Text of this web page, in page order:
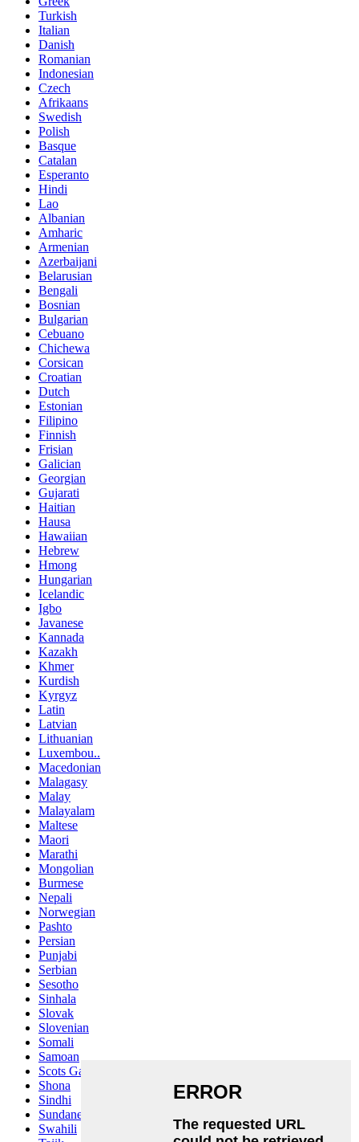
Turkish
Italian
Danish
Romanian
Indonesian
Czech
Afrikaans
Swedish
Polish
Basque
Catalan
Esperanto
Hindi
Lao
Albanian
Amharic
Armenian
Azerbaijani
Belarusian
Bengali
Bosnian
Bulgarian
Cebuano
Chichewa
Corsican
Croatian
Dutch
Estonian
Filipino
Finnish
Frisian
Galician
Georgian
Gujarati
Haitian
Hausa
Hawaiian
Hebrew
Hmong
Hungarian
Icelandic
Igbo
Javanese
Kannada
Kazakh
Khmer
Kurdish
Kyrgyz
Latin
Latvian
Lithuanian
Luxembou..
Macedonian
Malagasy
Malay
Malayalam
Maltese
Maori
Marathi
Mongolian
Burmese
Nepali
Norwegian
Pashto
Persian
Punjabi
Serbian
Sesotho
Sinhala
Slovak
Slovenian
Somali
Samoan
Scots Gaelic
Shona
Sindhi
Sundanese
Swahili